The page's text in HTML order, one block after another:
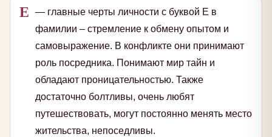
Е
— главные черты личности с буквой Е в
фамилии – стремление к обмену опытом и
самовыражение. В конфликте они принимают
роль посредника. Понимают мир тайн и
обладают проницательностью. Также
достаточно болтливы, очень любят
путешествовать, могут постоянно менять место
жительства, непоседливы.